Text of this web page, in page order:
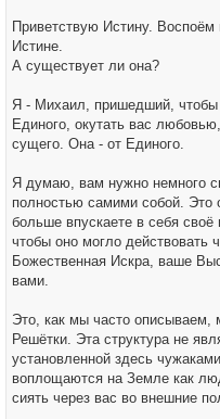
Приветствую Истину.
Истине.
А существует ли она?
Я - Михаил, пришедший, чтобы
Единого, окутать вас
сущего. Она - от Единого.
Я думаю, вам нужно немного
полностью самими собой. Это
больше впускаете в себя
чтобы оно могло действовать
Божественная Искра, ваше
вами.
Это, как мы часто описываем,
Решётки. Эта структура не
установленной здесь
воплощаются на Земле как
сиять через вас во внешние